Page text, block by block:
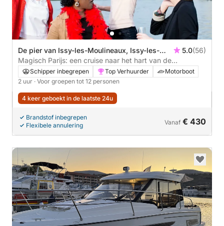
De pier van Issy-les-Moulineaux, Issy-les-
Moulineaux, Paris
5.0(56)
Magisch Parijs: een cruise naar het hart van de
geschiedenis en iconische monumenten
Schipper inbegrepen Top Verhuurder
Motorboot
2 uur · Voor groepen tot 12 personen
4 keer geboekt in de laatste 24u
Brandstof inbegrepen
Flexibele annulering
Vanaf € 430